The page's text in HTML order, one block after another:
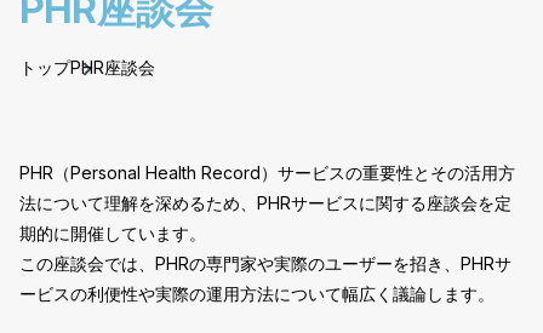
トップPHR座談会
PHR（Personal Health Record）サービスの重要性とその活用方
法について理解を深めるため、PHRサービスに関する座談会を定
期的に開催しています。
この座談会では、PHRの専門家や実際のユーザーを招き、PHRサ
ービスの利便性や実際の運用方法について幅広く議論します。